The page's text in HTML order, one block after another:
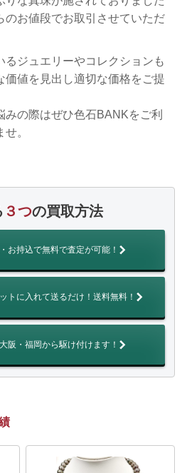
のお値段でお取引させていただ
るジュエリーやコレクションも
価値を見出し適切な価格をご提
みの際はぜひ色石BANKをご利
。
３つの買取方法
お持込で無料で査定が可能！
トに入れて送るだけ！送料無料！
阪・福岡から駆け付けます！